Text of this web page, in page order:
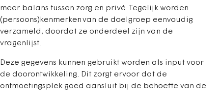
meer balans tussen zorg en privé. Tegelijk worden
(persoons)kenmerken van de doelgroep eenvoudig
verzameld, doordat ze onderdeel zijn van de
vragenlijst.
Deze gegevens kunnen gebruikt worden als input voor
de doorontwikkeling. Dit zorgt ervoor dat de
ontmoetingsplek goed aansluit bij de behoefte van de